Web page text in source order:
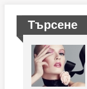
Търсене